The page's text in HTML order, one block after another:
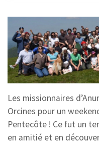
Les missionnaires
Orcines pour un
Pentecôte ! Ce fut un
en amitié et en